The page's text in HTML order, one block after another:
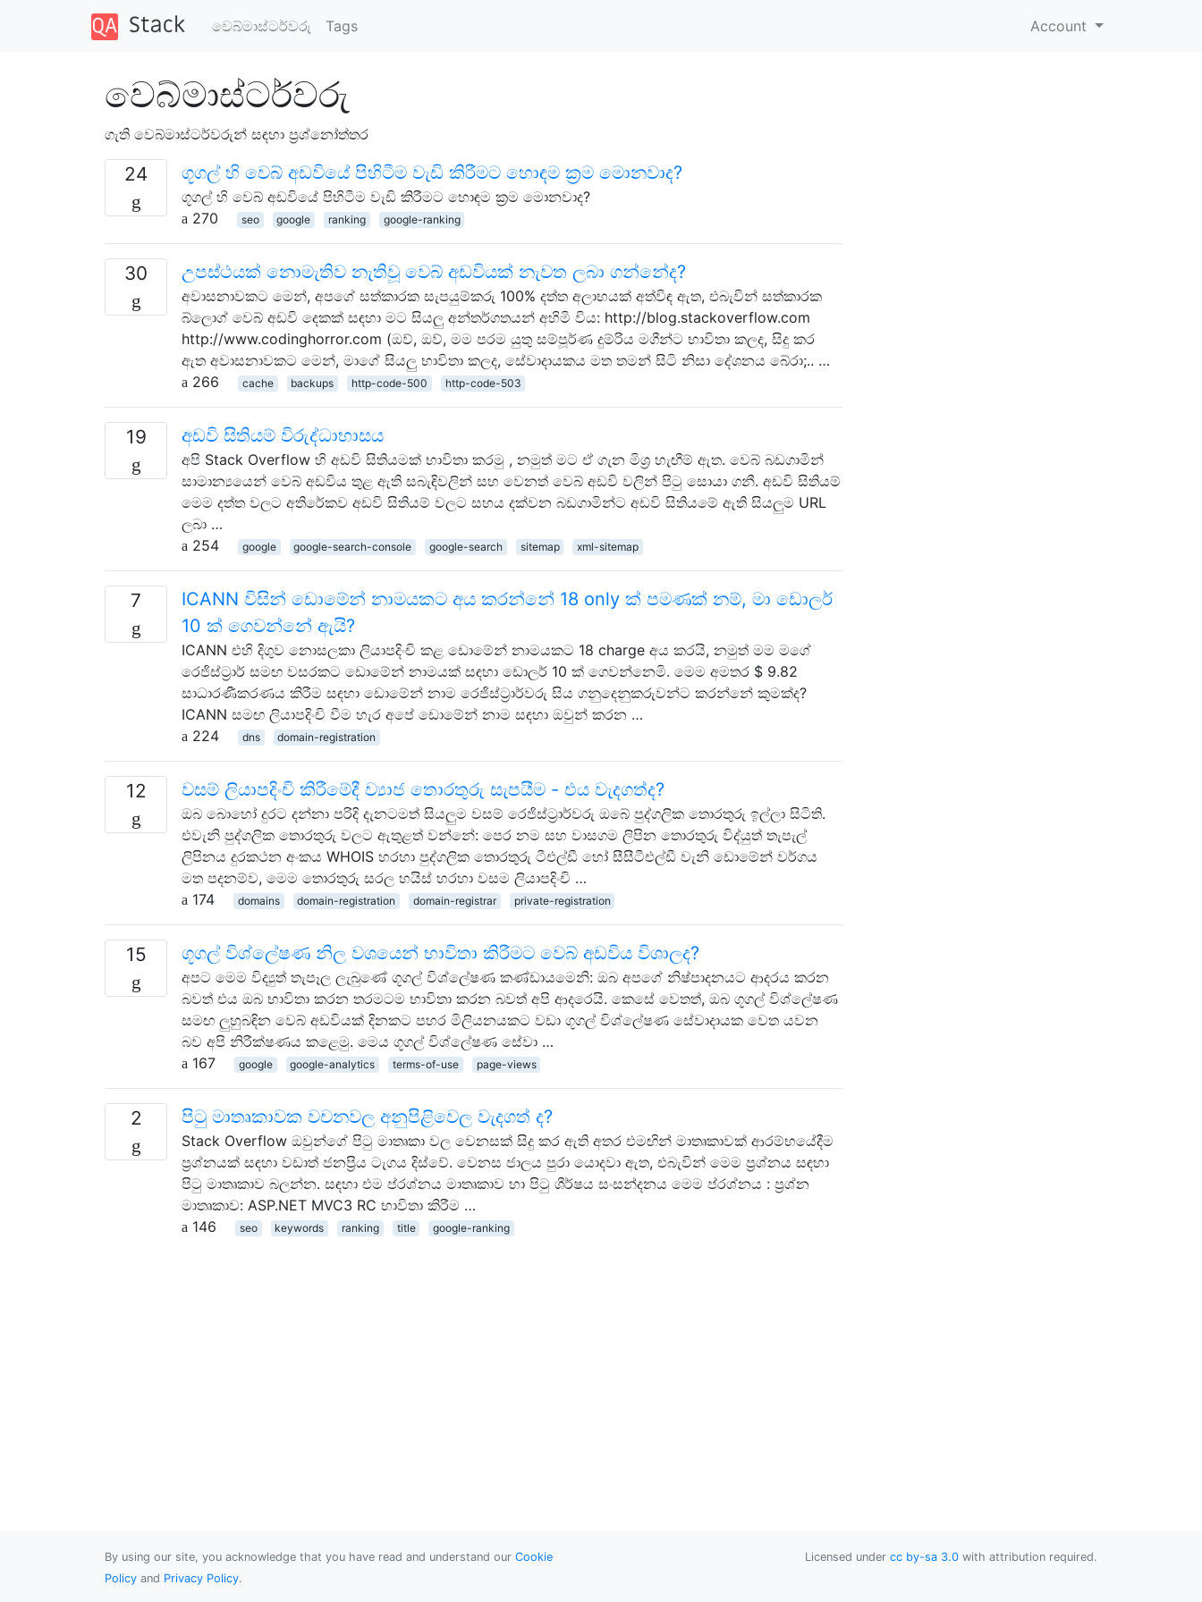
වෙබ්මාස්ටර්වරු Tags Account
වෙබ්මාස්ටර්වරු
ගැති වෙබ්මාස්ටර්වරුන් සඳහා ප්‍රශ්නෝත්තර
24 ගූගල් හි වෙබ් අඩවියේ පිහිටීම වැඩි කිරීමට හොඳම ක්‍රම මොනවාද?
ගූගල් හි වෙබ් අඩවියේ පිහිටීම වැඩි කිරීමට හොඳම ක්‍රම මොනවාද?
270
seo google ranking google-ranking
30 උපස්ථයක් නොමැතිව නැතිවූ වෙබ් අඩවියක් නැවත ලබා ගන්නේද?
අවාසනාවකට මෙන්, අපගේ සත්කාරක සැපයුම්කරු 100% දත්ත අලාභයක් අත්විඳ ඇත, එබැවින් සත්කාරක
බ්ලොග් වෙබ් අඩවි දෙකක් සඳහා මට සියලු අන්තර්ගතයන් අහිමි විය: http://blog.stackoverflow.com
http://www.codinghorror.com (ඔව්, ඔව්, මම පරම යුතු සම්පූර්ණ දුම්රිය මගීන්ට භාවිතා කලද, සිදු කර
ඇත අවාසනාවකට මෙන්, මාගේ සියලු භාවිතා කලද, සේවාදායකය මත තමන් සිටි නිසා දේශනය බේරා;.. …
266
cache backups http-code-500 http-code-503
19 අඩවි සිතියම් විරුද්ධාභාසය
අපි Stack Overflow හි අඩවි සිතියමක් භාවිතා කරමු , නමුත් මට ඒ ගැන මිශ්‍ර හැඟීම් ඇත. වෙබ් බඩගාමින්
සාමාන්‍යයෙන් වෙබ් අඩවිය තුළ ඇති සබැඳිවලින් සහ වෙනත් වෙබ් අඩවි වලින් පිටු සොයා ගනී. අඩවි සිතියම්
මෙම දත්ත වලට අතිරේකව අඩවි සිතියම් වලට සහය දක්වන බඩගාමින්ට අඩවි සිතියමේ ඇති සියලුම URL
ලබා …
254
google google-search-console google-search sitemap xml-sitemap
7
ICANN විසින් ඩොමේන් නාමයකට අය කරන්නේ 18 only ක් පමණක් නම්, මා ඩොලර්
10 ක් ගෙවන්නේ ඇයි?
ICANN එහි දිගුව නොසලකා ලියාපදිංචි කළ ඩොමේන් නාමයකට 18 charge අය කරයි, නමුත් මම මගේ
රෙජිස්ට්‍රාර් සමඟ වසරකට ඩොමේන් නාමයක් සඳහා ඩොලර් 10 ක් ගෙවන්නෙමි. මෙම අමතර $ 9.82
සාධාරණීකරණය කිරීම සඳහා ඩොමේන් නාම රෙජිස්ට්‍රාර්වරු සිය ගනුදෙනුකරුවන්ට කරන්නේ කුමක්ද?
ICANN සමඟ ලියාපදිංචි වීම හැර අපේ ඩොමේන් නාම සඳහා ඔවුන් කරන …
224
dns domain-registration
12 වසම් ලියාපදිංචි කිරීමේදී ව්‍යාජ තොරතුරු සැපයීම - එය වැදගත්ද?
ඔබ බොහෝ දුරට දන්නා පරිදි දැනටමත් සියලුම වසම් රෙජිස්ට්‍රාර්වරු ඔබේ පුද්ගලික තොරතුරු ඉල්ලා සිටිති.
එවැනි පුද්ගලික තොරතුරු වලට ඇතුළත් වන්නේ: පෙර නම සහ වාසගම ලිපින තොරතුරු විද්යුත් තැපැල්
ලිපිනය දුරකථන අංකය WHOIS හරහා පුද්ගලික තොරතුරු ටීඑල්ඩී හෝ සීසීටීඑල්ඩී වැනි ඩොමේන් වර්ගය
මත පදනම්ව, මෙම තොරතුරු සරල හයිස් හරහා වසම ලියාපදිංචි …
174
domains domain-registration domain-registrar private-registration
15 ගූගල් විශ්ලේෂණ නිල වශයෙන් භාවිතා කිරීමට වෙබ් අඩවිය විශාලද?
අපට මෙම විද්‍යුත් තැපෑල ලැබුණේ ගූගල් විශ්ලේෂණ කණ්ඩායමෙනි: ඔබ අපගේ නිෂ්පාදනයට ආදරය කරන
බවත් එය ඔබ භාවිතා කරන තරමටම භාවිතා කරන බවත් අපි ආදරෙයි. කෙසේ වෙතත්, ඔබ ගූගල් විශ්ලේෂණ
සමඟ ලුහුබඳින වෙබ් අඩවියක් දිනකට පහර මිලියනයකට වඩා ගූගල් විශ්ලේෂණ සේවාදායක වෙත යවන
බව අපි නිරීක්ෂණය කළෙමු. මෙය ගූගල් විශ්ලේෂණ සේවා …
167
google google-analytics terms-of-use page-views
2 පිටු මාතෘකාවක වචනවල අනුපිළිවෙල වැදගත් ද?
Stack Overflow ඔවුන්ගේ පිටු මාතෘකා වල වෙනසක් සිදු කර ඇති අතර එමඟින් මාතෘකාවක් ආරම්භයේදීම
ප්‍රශ්නයක් සඳහා වඩාත් ජනප්‍රිය ටැගය දිස්වේ. වෙනස ජාලය පුරා යොදවා ඇත, එබැවින් මෙම ප්‍රශ්නය සඳහා
පිටු මාතෘකාව බලන්න. සඳහා එම ප්රශ්නය මාතෘකාව හා පිටු ශීර්ෂය සංසන්දනය මෙම ප්රශ්නය : ප්‍රශ්න
මාතෘකාව: ASP.NET MVC3 RC භාවිතා කිරීම …
146
seo keywords ranking title google-ranking
By using our site, you acknowledge that you have read and understand our Cookie
Policy and Privacy Policy.
Licensed under cc by-sa 3.0 with attribution required.